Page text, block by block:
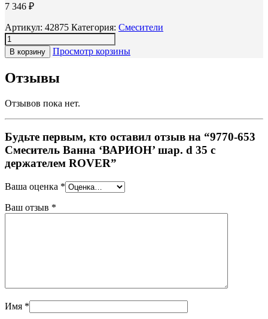
7 346 ₽
Артикул: 42875 Категория: Смесители
В корзину Просмотр корзины
Отзывы
Отзывов пока нет.
Будьте первым, кто оставил отзыв на “9770-653
Смеситель Ванна ‘ВАРИОН’ шар. d 35 с
держателем ROVER”
Ваша оценка *
Ваш отзыв *
Имя *